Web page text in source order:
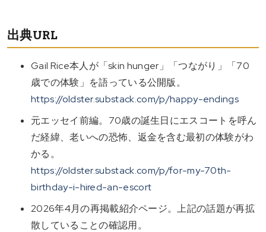
出典URL
Gail Rice本人が「skin hunger」「つながり」「70
歳での体験」を語っている公開版。
https://oldster.substack.com/p/happy-endings
元エッセイ前編。70歳の誕生日にエスコートを呼ん
だ経緯、老いへの恐怖、返金を含む最初の体験がわ
かる。
https://oldster.substack.com/p/for-my-70th-
birthday-i-hired-an-escort
2026年4月の再掲載紹介ページ。上記の話題が再拡
散していることの確認用。